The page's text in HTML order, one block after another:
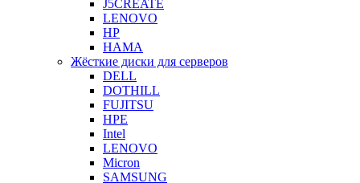
J5CREATE
LENOVO
HP
HAMA
Жёсткие диски для серверов
DELL
DOTHILL
FUJITSU
HPE
Intel
LENOVO
Micron
SAMSUNG